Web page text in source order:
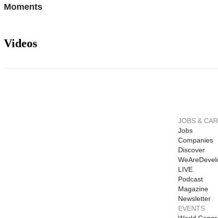
Moments
Videos
JOBS &
Jobs
Companies
Discover
LIVE
Podcast
Magazine
Newsletter
EVENTS